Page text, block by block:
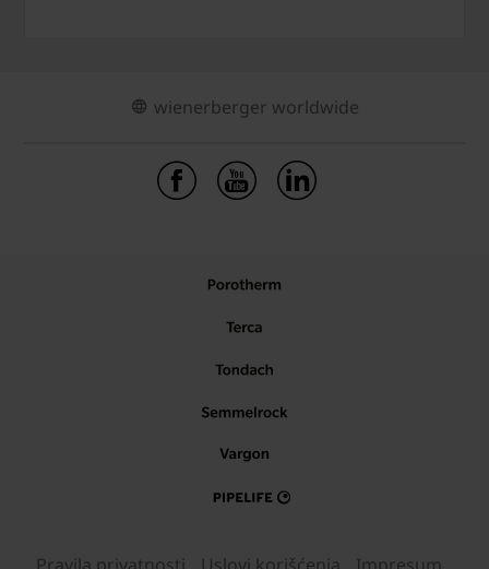
wienerberger worldwide